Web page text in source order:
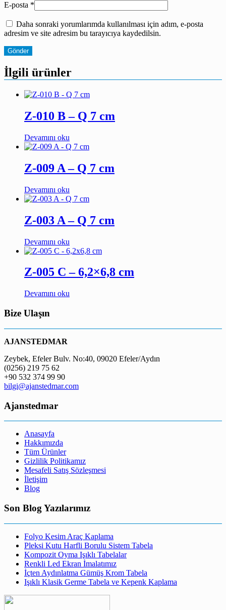
E-posta *
Daha sonraki yorumlarımda kullanılması için adım, e-posta
adresim ve site adresim bu tarayıcıya kaydedilsin.
İlgili ürünler
Z-010 B – Q 7 cm
Devamını oku
Z-009 A – Q 7 cm
Devamını oku
Z-003 A – Q 7 cm
Devamını oku
Z-005 C – 6,2×6,8 cm
Devamını oku
Bize Ulaşın
AJANSTEDMAR
Zeybek, Efeler Bulv. No:40, 09020 Efeler/Aydın
(0256) 219 75 62
+90 532 374 99 90
bilgi@ajanstedmar.com
Ajanstedmar
Anasayfa
Hakkımızda
Tüm Ürünler
Gizlilik Politikamız
Mesafeli Satış Sözleşmesi
İletişim
Blog
Son Blog Yazılarımız
Folyo Kesim Araç Kaplama
Pleksi Kutu Harfli Borulu Sistem Tabela
Kompozit Oyma Işıklı Tabelalar
Renkli Led Ekran İmalatımız
İçten Aydınlatma Gümüş Krom Tabela
Işıklı Klasik Germe Tabela ve Kepenk Kaplama